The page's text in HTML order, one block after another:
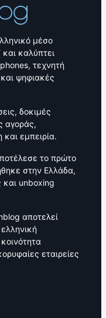
μέσο
καλύπτει
τεχνητή
ψηφιακές
δοκιμές
αγοράς,
εμπειρία.
το πρώτο
στην Ελλάδα,
και unboxing
αποτελεί
εταιρείες